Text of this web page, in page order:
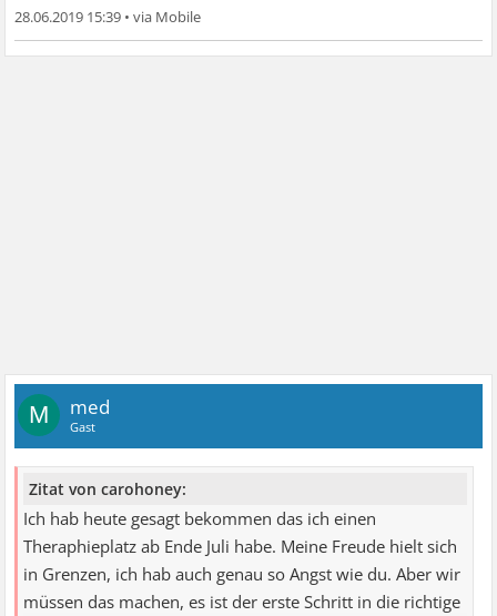
28.06.2019 15:39 •
M med
Gast
Zitat von carohoney:
Ich hab heute gesagt bekommen das ich einen
Theraphieplatz ab Ende Juli habe. Meine Freude hielt sich
in Grenzen, ich hab auch genau so Angst wie du. Aber wir
müssen das machen, es ist der erste Schritt in die richtige